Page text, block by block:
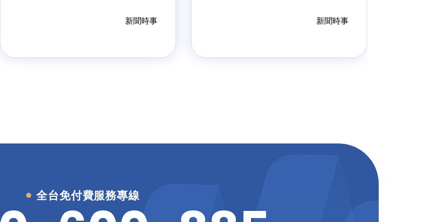
光署表示，旅宿業聘用外籍移工最低
新聞時事
長趨勢且總規模再創高，且附加移工
新聞時事
全台免付費服務專線